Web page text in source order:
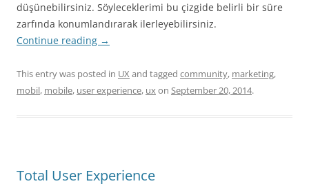
düşünebilirsiniz. Söyleceklerimi bu çizgide belirli bir süre
zarfında konumlandırarak ilerleyebilirsiniz.
Continue reading →
This entry was posted in UX and tagged community, marketing,
mobil, mobile, user experience, uxon September 20, 2014.
Total User Experience